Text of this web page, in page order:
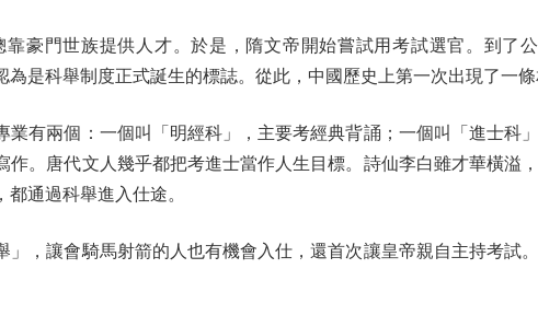
門世族提供人才。於是，隋文帝開始嘗試用考試選官。到了
是科舉制度正式誕生的標誌。從此，中國歷史上第一次出現了一條
兩個：一個叫「明經科」，主要考經典背誦；一個叫「進士科
。唐代文人幾乎都把考進士當作人生目標。詩仙李白雖才華橫溢
通過科舉進入仕途。
讓會騎馬射箭的人也有機會入仕，還首次讓皇帝親自主持考試。